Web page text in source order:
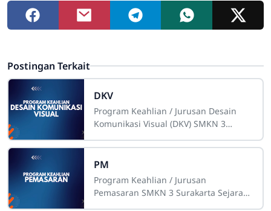
Postingan Terkait
DKV
Program Keahlian / Jurusan Desain
Komunikasi Visual (DKV) SMKN 3
Desain Komunikasi Visual di SMKN 3
Surakarta berdiri
PM
Program Keahlian / Jurusan
Pemasaran SMKN 3 Surakarta Sejarah